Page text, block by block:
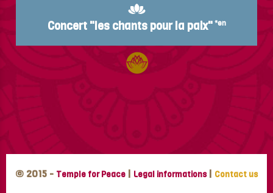
Concert "les chants pour la paix"*en
© 2015 - Temple for Peace | Legal informations | Contact us